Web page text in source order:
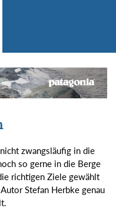
zwangsläufig in die
so gerne in die Berge
richtigen Ziele gewählt
Stefan Herbke genau